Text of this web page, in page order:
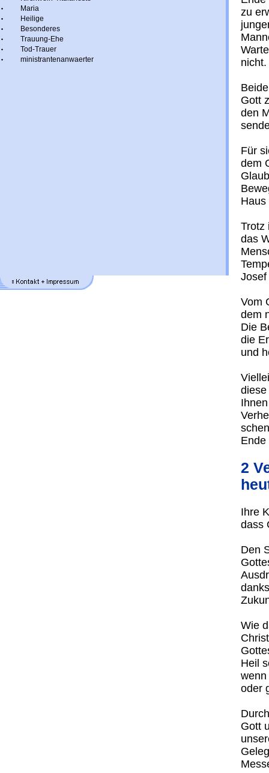
Maria
Heilige
Besonderes
Trauung-Ehe
Tod-Trauer
ministrantenanwaerter
zu
nicht.
Gott
den
Für
dem
Haus
Trotz
das
Vom
dem
Die
die
und
Ende
2
Ihre
dass
Den
Wie
Heil
oder
Gott